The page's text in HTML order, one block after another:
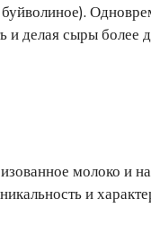
и делая сыры более
молоко и
и